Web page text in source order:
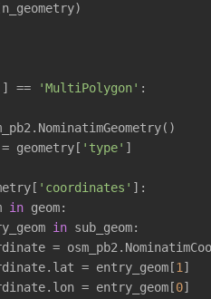
] == 'MultiPolygon' :
geometry[
'type' ]
'coordinates' ]:
in geom:
in sub_geom:
=
= entry_geom[
1]
= entry_geom[
0]